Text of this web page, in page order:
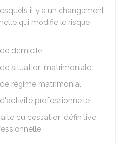
il y a un changement
qui modifie le risque
domicile
situation matrimoniale
régime matrimonial
professionnelle
ou cessation définitive